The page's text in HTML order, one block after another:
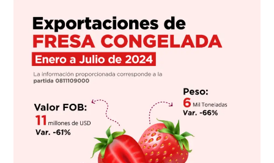
Fresa
Congelada